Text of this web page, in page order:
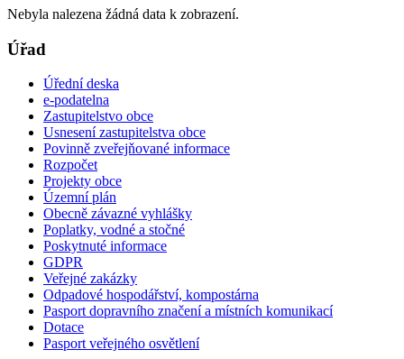
Nebyla nalezena žádná data k zobrazení.
Úřad
Úřední deska
e-podatelna
Zastupitelstvo obce
Usnesení zastupitelstva obce
Povinně zveřejňované informace
Rozpočet
Projekty obce
Územní plán
Obecně závazné vyhlášky
Poplatky, vodné a stočné
Poskytnuté informace
GDPR
Veřejné zakázky
Odpadové hospodářství, kompostárna
Pasport dopravního značení a místních komunikací
Dotace
Pasport veřejného osvětlení